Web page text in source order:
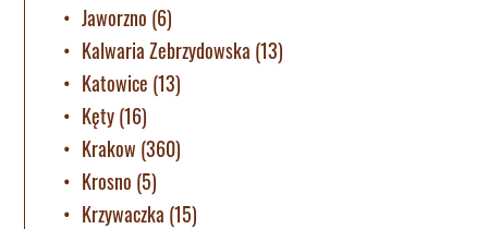
Jaworzno (6)
Kalwaria Zebrzydowska (13)
Katowice (13)
Kęty(16)
Krakow (360)
Krosno (5)
Krzywaczka (15)